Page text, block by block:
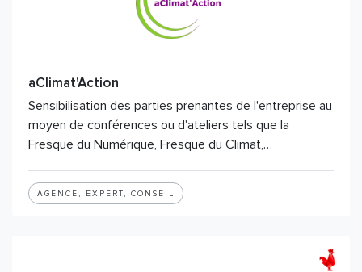
aClimat'Action
Sensibilisation des parties prenantes de l'entreprise au
moyen de conférences ou d'ateliers tels que la
Fresque du Numérique, Fresque du Climat,…
AGENCE, EXPERT, CONSEIL